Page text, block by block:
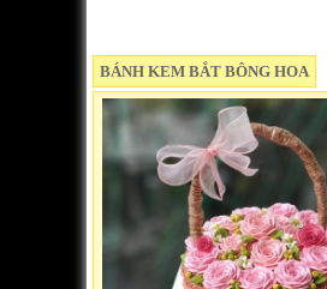
BÁNH KEM BẮT BÔNG HOA